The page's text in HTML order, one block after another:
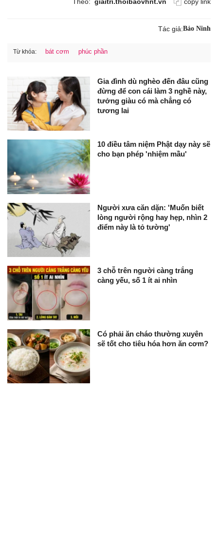
Tác giả:Bảo Ninh
Từ khóa: bát cơm phúc phần
Gia đình dù nghèo đến đâu cũng
đừng để con cái làm 3 nghề này,
tưởng giàu có mà chẳng có
tương lai
10 điều tâm niệm Phật dạy này sẽ
cho bạn phép 'nhiệm mầu'
Người xưa căn dặn: 'Muốn biết
lòng người rộng hay hẹp, nhìn 2
điểm này là tỏ tường'
3 chỗ trên người càng trắng
càng yếu, số 1 ít ai nhìn
Có phải ăn cháo thường xuyên
sẽ tốt cho tiêu hóa hơn ăn cơm?